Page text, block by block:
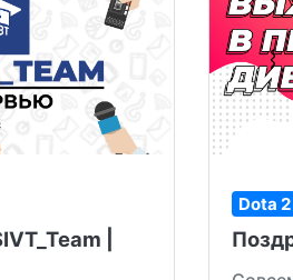
|
Dota 2